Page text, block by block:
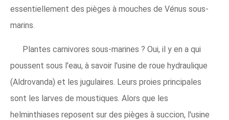
essentiellement des pièges à mouches de Vénus sous-
marins.
Plantes carnivores sous-marines ? Oui, il y en a qui
poussent sous l'eau, à savoir l'usine de roue hydraulique
(Aldrovanda) et les jugulaires. Leurs proies principales
sont les larves de moustiques. Alors que les
helminthiases reposent sur des pièges à succion, l'usine